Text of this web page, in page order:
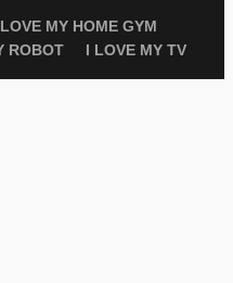
MY HOME GYM
ROBOT I LOVE MY TV